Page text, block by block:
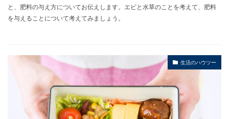
と、肥料の与え方についてお伝えします。エビと水草のことを考えて、肥料
を与えることについて考えてみましょう。
生活のハウツー